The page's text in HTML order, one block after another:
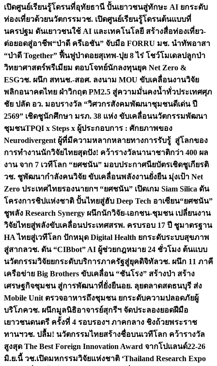
เปิดศูนย์เรียนรู้โดรนที่อุทัยธานี ปั้นเยาวชนสู่ทักษะ AI ยกระดับ
ท่องเที่ยวด้วยนวัตกรรมวช. เปิดศูนย์เรียนรู้โดรนต้นแบบที่
นครปฐม ดันเยาวชนใช้ AI และเทคโนโลยี สร้างสื่อท่องเที่ยว-
ต่อยอดสู่อาชีพ“ป่าดี ครีเอชัน” จับมือ FORRU มช. นำทัพอาสา
“ป่าดี Together” ฟื้นฟูป่าดอยสุเทพ-ปุย 8 ไร่ โชว์โมเดลปลูกป่า
วิทยาศาสตร์พรีเมียม ตอบโจทย์นักลงทุนยุค Net Zero &
ESGวช. ผนึก สทนช.-สอศ. ลงนาม MOU ขับเคลื่อนงานวิจัย
พลิกอนาคตไทย ฝ่าวิกฤต PM2.5 สู่ความมั่นคงน้ำทั่วประเทศศุภ
ชัย ปลัด อว. มอบรางวัล “วิศวกรสังคมพัฒนาชุมชนดีเด่น ปี
2569” เชิดชูนักศึกษา มรภ. 38 แห่ง ขับเคลื่อนนวัตกรรมพัฒนา
ชุมชนTPQI x Steps x ผู้ประกอบการ : ศักยภาพของ
Neurodivergent ผู้ที่มีความหลากหลายทางการรับรู้ สู่โลกของ
การทำงานนักวิจัยไทยสุดปัง! คว้ารางวัลนานาชาติกว่า 400 ผล
งาน จาก 7 เวทีโลก “ยศชนัน” มอบประกาศนียบัตรเชิดชูเกียรติ
วช. ชูพัฒนากำลังคนวิจัย ขับเคลื่อนพลังงานยั่งยืน มุ่งเป้า Net
Zero ประเทศไทยรองนายกฯ “ยศชนัน” เปิดเกม Siam Silica ดัน
โครงการชิปแห่งชาติ ปั้นไทยสู่ฮับ Deep Tech อาเซียน“ยศชนัน”
ชูพลัง Research Synergy ผนึกนักวิจัย-เอกชน-ชุมชน เปลี่ยนงาน
วิจัยไทยสู่พลังขับเคลื่อนประเทศสรพ. ครบรอบ 17 ปี ชูมาตรฐาน
HA ไทยสู่เวทีโลก ปักหมุด Digital Health ยกระดับระบบสุขภาพ
สู่สากลวช. ดัน “CIBbot” AI ผู้ช่วยกฎหมาย 24 ชั่วโมง ต้นแบบ
นวัตกรรมวิจัยยกระดับบริการภาครัฐสู่ยุคดิจิทัลวช. ผนึก 11 ภาคี
เครือข่าย Big Brothers ขับเคลื่อน “ชันโรง” สร้างป่า สร้าง
เศรษฐกิจชุมชน สู่การพัฒนาที่ยั่งยืนอย. ลุยตลาดสดธนบุรี ส่ง
Mobile Unit ตรวจอาหารถึงชุมชน ยกระดับความปลอดภัยผู้
บริโภควช. ผนึกมูลนิธิอาจารย์สุกรีฯ จัดประลองยอดฝีมือ
เยาวชนดนตรี ครั้งที่ 4 รอบรองฯ ภาคกลาง ชิงถ้วยพระราช
ทานฯวช. ปลื้ม! นวัตกรรมไทยสร้างชื่อบนเวทีโลก คว้ารางวัล
สูงสุด The Best Foreign Innovation Award จากโปแลนด์22-26
มิ.ย.นี้ วช.เปิดมหกรรมวิจัยแห่งชาติ ‘Thailand Research Expo